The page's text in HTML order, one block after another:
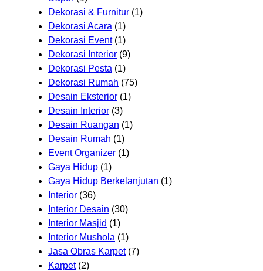
Dekorasi & Furnitur (1)
Dekorasi Acara (1)
Dekorasi Event(1)
Dekorasi Interior (9)
Dekorasi Pesta (1)
Dekorasi Rumah (75)
Desain Eksterior (1)
Desain Interior (3)
Desain Ruangan (1)
Desain Rumah (1)
Event Organizer (1)
Gaya Hidup (1)
Gaya Hidup Berkelanjutan (1)
Interior (36)
Interior Desain (30)
Interior Masjid (1)
Interior Mushola (1)
Jasa Obras Karpet(7)
Karpet(2)